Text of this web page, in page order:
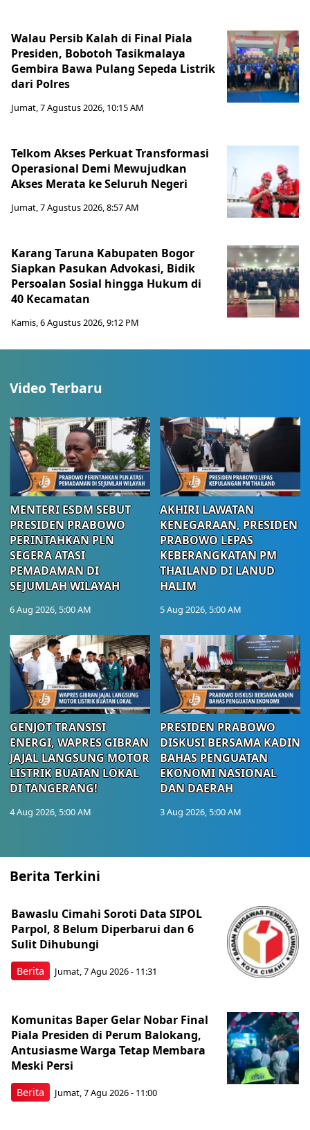
Walau Persib Kalah di Final Piala
Presiden, Bobotoh Tasikmalaya
Gembira Bawa Pulang Sepeda Listrik
dari Polres
Jumat, 7 Agustus 2026, 10:15 AM
Telkom Akses Perkuat Transformasi
Operasional Demi Mewujudkan
Akses Merata ke Seluruh Negeri
Jumat, 7 Agustus 2026, 8:57 AM
Karang Taruna Kabupaten Bogor
Siapkan Pasukan Advokasi, Bidik
Persoalan Sosial hingga Hukum di
40 Kecamatan
Kamis, 6 Agustus 2026, 9:12 PM
Video Terbaru
MENTERI ESDM SEBUT
PRESIDEN PRABOWO
PERINTAHKAN PLN
SEGERA ATASI
PEMADAMAN DI
SEJUMLAH WILAYAH
6 Aug 2026, 5:00 AM
AKHIRI LAWATAN
KENEGARAAN, PRESIDEN
PRABOWO LEPAS
KEBERANGKATAN PM
THAILAND DI LANUD
HALIM
5 Aug 2026, 5:00 AM
GENJOT TRANSISI
ENERGI, WAPRES GIBRAN
JAJAL LANGSUNG MOTOR
LISTRIK BUATAN LOKAL
DI TANGERANG!
4 Aug 2026, 5:00 AM
PRESIDEN PRABOWO
DISKUSI BERSAMA KADIN
BAHAS PENGUATAN
EKONOMI NASIONAL
DAN DAERAH
3 Aug 2026, 5:00 AM
Berita Terkini
Berita
Bawaslu Cimahi Soroti Data SIPOL
Parpol, 8 Belum Diperbarui dan 6
Sulit Dihubungi
Jumat, 7 Agu 2026 - 11:31
Berita
Komunitas Baper Gelar Nobar Final
Piala Presiden di Perum Balokang,
Antusiasme Warga Tetap Membara
Meski Persi
Jumat, 7 Agu 2026 - 11:00